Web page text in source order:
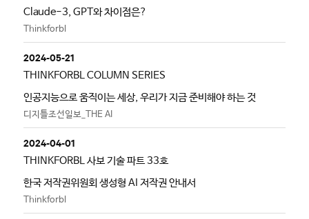
Claude-3, GPT와 차이점은?
Thinkforbl
2024-05-21
THINKFORBL COLUMN SERIES
인공지능으로 움직이는 세상, 우리가 지금 준비해야 하는 것
디지틀조선일보_THE AI
2024-04-01
THINKFORBL 사보 기술 파트 33호
한국 저작권위원회 생성형 AI 저작권 안내서
Thinkforbl